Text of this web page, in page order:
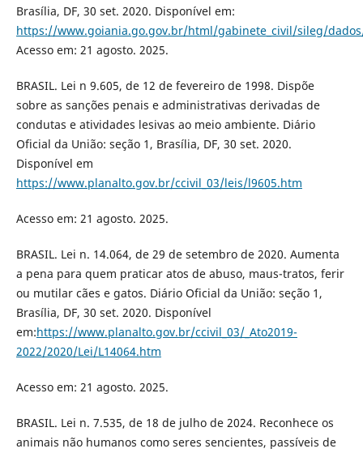
Brasília, DF, 30 set. 2020. Disponível em:
https://www.goiania.go.gov.br/html/gabinete_civil/sileg/
Acesso em: 21 agosto. 2025.
BRASIL. Lei n 9.605, de 12 de fevereiro de 1998. Dispõe
sobre as sanções penais e administrativas derivadas de
condutas e atividades lesivas ao meio ambiente. Diário
Oficial da União: seção 1, Brasília, DF, 30 set. 2020.
Disponível em
https://www.planalto.gov.br/ccivil_03/leis/l9605.htm
Acesso em: 21 agosto. 2025.
BRASIL. Lei n. 14.064, de 29 de setembro de 2020. Aumenta
a pena para quem praticar atos de abuso, maus-tratos, ferir
ou mutilar cães e gatos. Diário Oficial da União: seção 1,
Brasília, DF, 30 set. 2020. Disponível
em:https://www.planalto.gov.br/ccivil_03/_Ato2019-
2022/2020/Lei/L14064.htm
Acesso em: 21 agosto. 2025.
BRASIL. Lei n. 7.535, de 18 de julho de 2024. Reconhece os
animais não humanos como seres sencientes, passíveis de